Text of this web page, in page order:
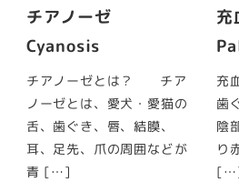
チアノーゼ
Cyanosis
チアノーゼとは？ チア
ノーゼとは、愛犬・愛猫の
舌、歯ぐき、唇、結膜、
耳、足先、爪の周囲などが
青 […]
充
歯
陰
り